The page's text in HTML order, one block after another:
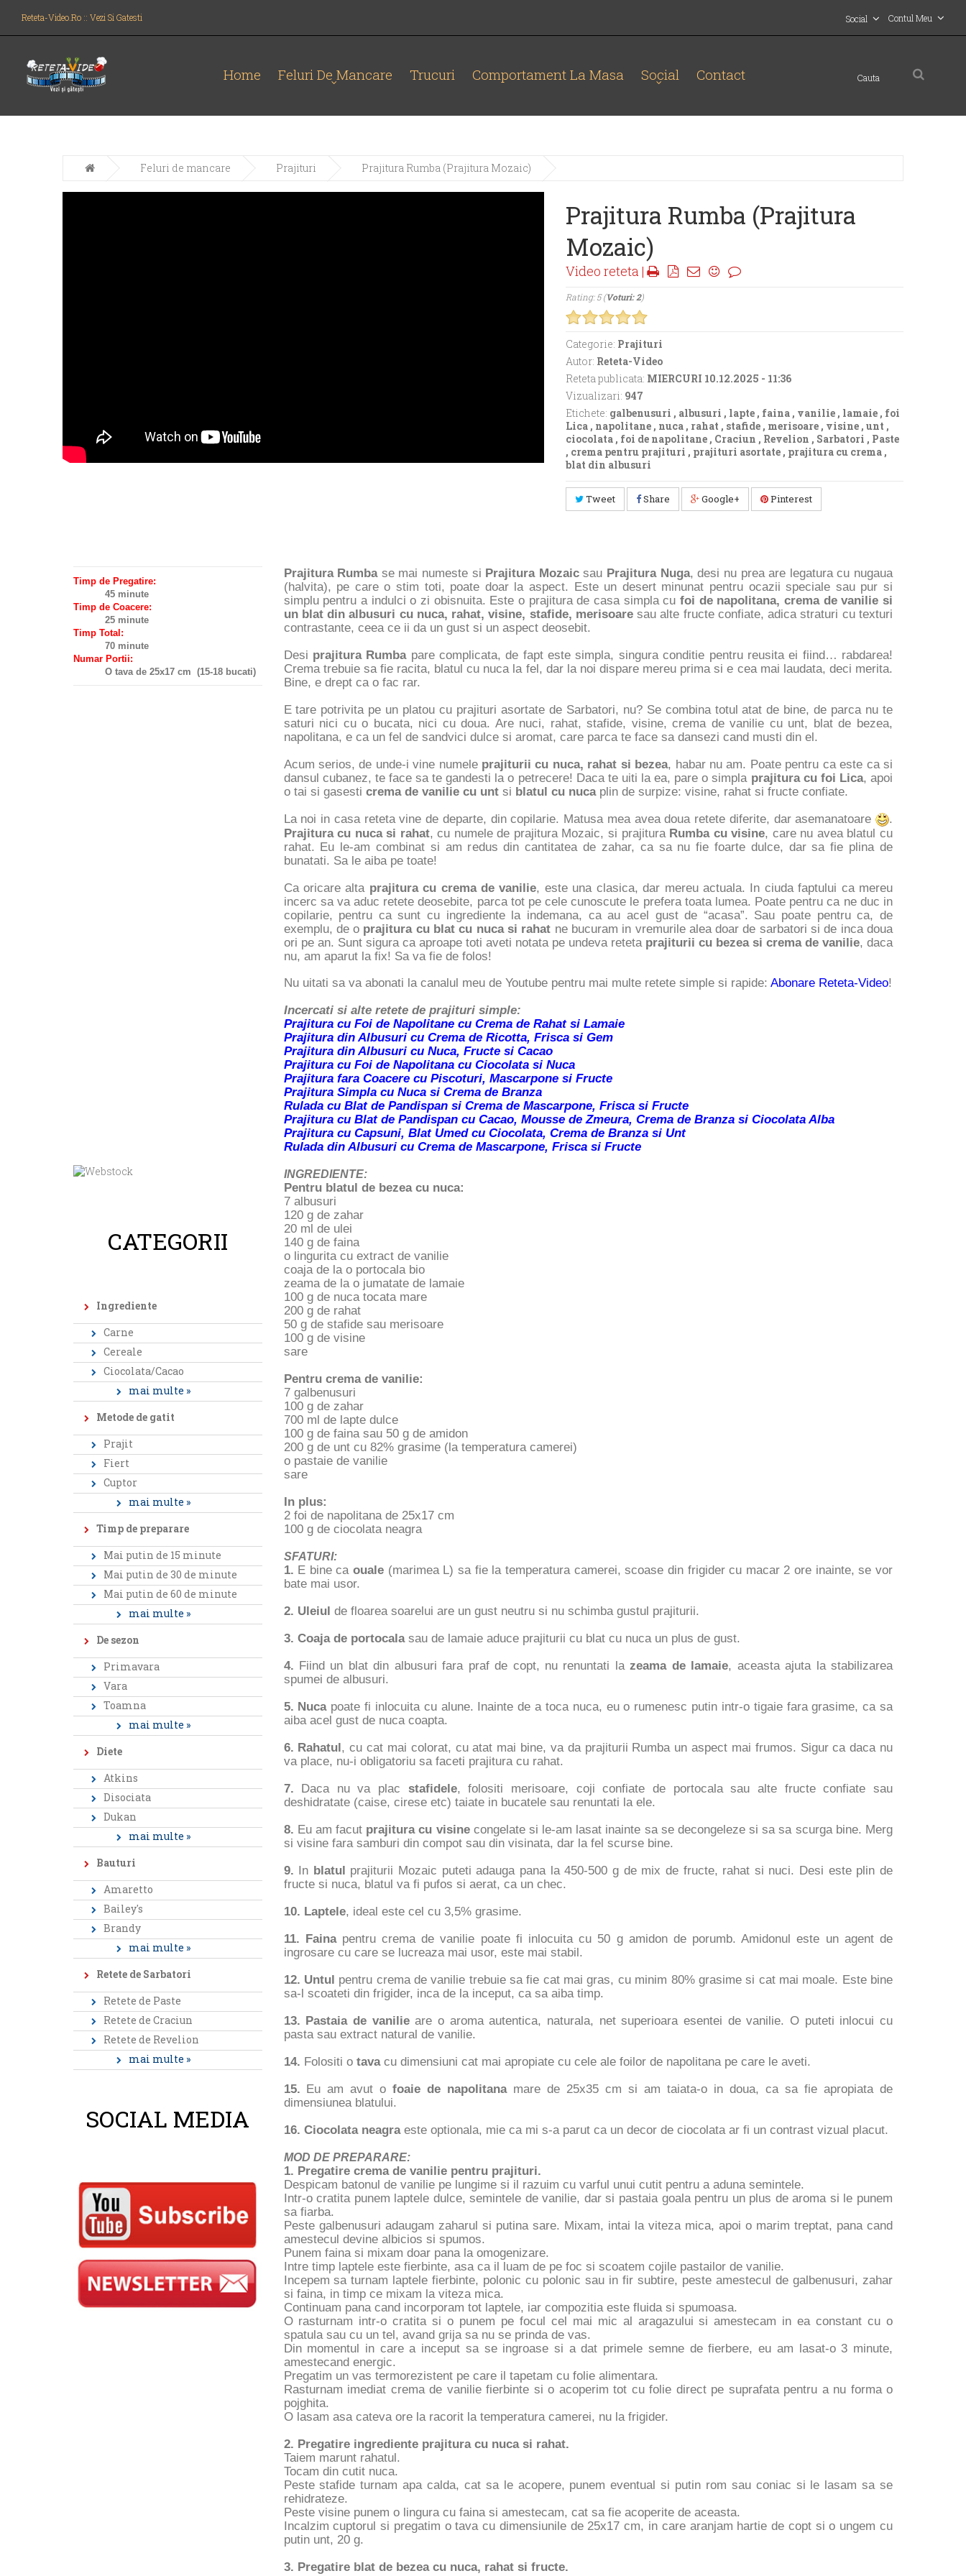
Reteta-Video.ro :: Vezi Si Gatesti Contul Meu
Social
Home Feluri De Mancare Trucuri Comportament La Masa Social Contact
Feluri de mancare Prajituri Prajitura Rumba (Prajitura Mozaic)
Prajitura Rumba (Prajitura
Mozaic)
Video reteta |
Rating: 5 (Voturi: 2)
Categorie: Prajituri
Autor: Reteta-Video
Reteta publicata: MIERCURI 10.12.2025 - 11:36
Vizualizari: 947
Etichete: galbenusuri , albusuri , lapte , faina , vanilie , lamaie , foi
Lica , napolitane , nuca , rahat , stafide , merisoare , visine , unt ,
ciocolata , foi de napolitane , Craciun , Revelion , Sarbatori , Paste
, crema pentru prajituri , prajituri asortate , prajitura cu crema ,
blat din albusuri
Tweet Share Google+ Pinterest
Timp de Pregatire:
45 minute
Timp de Coacere:
25 minute
Timp Total:
70 minute
Numar Portii:
O tava de 25x17 cm (15-18 bucati)
CATEGORII
Ingrediente
Carne
Cereale
Ciocolata/Cacao
mai multe »
Metode de gatit
Prajit
Fiert
Cuptor
mai multe »
Timp de preparare
Mai putin de 15 minute
Mai putin de 30 de minute
Mai putin de 60 de minute
mai multe »
De sezon
Primavara
Vara
Toamna
mai multe »
Diete
Atkins
Disociata
Dukan
mai multe »
Bauturi
Amaretto
Bailey's
Brandy
mai multe »
Retete de Sarbatori
Retete de Paste
Retete de Craciun
Retete de Revelion
mai multe »
SOCIAL MEDIA
Prajitura Rumbase mai numeste si Prajitura Mozaicsau Prajitura Nuga, desi nu prea are legatura cu nugaua
(halvita), pe care o stim toti, poate doar la aspect. Este un desert minunat pentru ocazii speciale sau pur si
simplu pentru a indulci o zi obisnuita. Este o prajitura de casa simpla cu foi de napolitana, crema de vanilie si
un blat din albusuri cu nuca, rahat, visine, stafide, merisoaresau alte fructe confiate, adica straturi cu texturi
contrastante, ceea ce ii da un gust si un aspect deosebit.
Desi prajitura Rumbapare complicata, de fapt este simpla, singura conditie pentru reusita ei fiind… rabdarea!
Crema trebuie sa fie racita, blatul cu nuca la fel, dar la noi dispare mereu prima si e cea mai laudata, deci merita.
Bine, e drept ca o fac rar.
E tare potrivita pe un platou cu prajituri asortate de Sarbatori, nu? Se combina totul atat de bine, de parca nu te
saturi nici cu o bucata, nici cu doua. Are nuci, rahat, stafide, visine, crema de vanilie cu unt, blat de bezea,
napolitana, e ca un fel de sandvici dulce si aromat, care parca te face sa dansezi cand musti din el.
Acum serios, de unde-i vine numeleprajiturii cu nuca, rahat si bezea, habar nu am. Poate pentru ca este ca si
dansul cubanez, te face sa te gandesti la o petrecere! Daca te uiti la ea, pare o simpla prajitura cu foi Lica, apoi
o tai si gasesti crema de vanilie cu untsi blatul cu nucaplin de surpize: visine, rahat si fructe confiate.
La noi in casa reteta vine de departe, din copilarie. Matusa mea avea doua retete diferite, dar asemanatoare
.
Prajitura cu nuca si rahat, cu numele de prajitura Mozaic, si prajitura Rumba cu visine, care nu avea blatul cu
rahat. Eu le-am combinat si am redus din cantitatea de zahar, ca sa nu fie foarte dulce, dar sa fie plina de
bunatati. Sa le aiba pe toate!
Ca oricare alta prajitura cu crema de vanilie, este una clasica, dar mereu actuala. In ciuda faptului ca mereu
incerc sa va aduc retete deosebite, parca tot pe cele cunoscute le prefera toata lumea. Poate pentru ca ne duc in
copilarie, pentru ca sunt cu ingrediente la indemana, ca au acel gust de “acasa”. Sau poate pentru ca, de
exemplu, de o prajitura cu blat cu nuca si rahat ne bucuram in vremurile alea doar de sarbatori si de inca doua
ori pe an. Sunt sigura ca aproape toti aveti notata pe undeva reteta prajiturii cu bezea si crema de vanilie, daca
nu, am aparut la fix! Sa va fie de folos!
Nu uitati sa va abonati la canalul meu de Youtube pentru mai multe retete simple si rapide: Abonare Reteta-Video!
Incercati si alte retete de prajituri simple:
Prajitura cu Foi de Napolitane cu Crema de Rahat si Lamaie
Prajitura din Albusuri cu Crema de Ricotta, Frisca si Gem
Prajitura din Albusuri cu Nuca, Fructe si Cacao
Prajitura cu Foi de Napolitana cu Ciocolata si Nuca
Prajitura fara Coacere cu Piscoturi, Mascarpone si Fructe
Prajitura Simpla cu Nuca si Crema de Branza
Rulada cu Blat de Pandispan si Crema de Mascarpone, Frisca si Fructe
Prajitura cu Blat de Pandispan cu Cacao, Mousse de Zmeura, Crema de Branza si Ciocolata Alba
Prajitura cu Capsuni, Blat Umed cu Ciocolata, Crema de Branza si Unt
Rulada din Albusuri cu Crema de Mascarpone, Frisca si Fructe
INGREDIENTE:
Pentru blatul de bezea cu nuca:
7 albusuri
120 g de zahar
20 ml de ulei
140 g de faina
o lingurita cu extract de vanilie
coaja de la o portocala bio
zeama de la o jumatate de lamaie
100 g de nuca tocata mare
200 g de rahat
50 g de stafide sau merisoare
100 g de visine
sare
Pentru crema de vanilie:
7 galbenusuri
100 g de zahar
700 ml de lapte dulce
100 g de faina sau 50 g de amidon
200 g de unt cu 82% grasime (la temperatura camerei)
o pastaie de vanilie
sare
In plus:
2 foi de napolitana de 25x17 cm
100 g de ciocolata neagra
SFATURI:
1. E bine caouale (marimea L) sa fie la temperatura camerei, scoase din frigider cu macar 2 ore inainte, se vor
bate mai usor.
2. Uleiul de floarea soarelui are un gust neutru si nu schimba gustul prajiturii.
3. Coaja de portocalasau de lamaie aduce prajiturii cu blat cu nuca un plus de gust.
4. Fiind un blat din albusuri fara praf de copt, nu renuntati lazeama de lamaie, aceasta ajuta la stabilizarea
spumei de albusuri.
5. Nuca poate fi inlocuita cu alune. Inainte de a toca nuca, eu o rumenesc putin intr-o tigaie fara grasime, ca sa
aiba acel gust de nuca coapta.
6. Rahatul , cu cat mai colorat, cu atat mai bine, va da prajiturii Rumba un aspect mai frumos. Sigur ca daca nu
va place, nu-i obligatoriu sa faceti prajitura cu rahat.
7.
Daca nu va plac stafidele, folositi merisoare, coji confiate de portocala sau alte fructe confiate sau
deshidratate (caise, cirese etc) taiate in bucatele sau renuntati la ele.
8. Eu am facut prajitura cu visine congelate si le-am lasat inainte sa se decongeleze si sa sa scurga bine. Merg
si visine fara samburi din compot sau din visinata, dar la fel scurse bine.
9.
In blatul
prajiturii Mozaic puteti adauga pana la 450-500 g de mix de fructe, rahat si nuci. Desi este plin de
fructe si nuca, blatul va fi pufos si aerat, ca un chec.
10. Laptele, ideal este cel cu 3,5% grasime.
11. Faina pentru crema de vanilie poate fi inlocuita cu 50 g amidon de porumb. Amidonul este un agent de
ingrosare cu care se lucreaza mai usor, este mai stabil.
12. Untul pentru crema de vanilie trebuie sa fie cat mai gras, cu minim 80% grasime si cat mai moale. Este bine
sa-l scoateti din frigider, inca de la inceput, ca sa aiba timp.
13. Pastaia de vanilieare o aroma autentica, naturala, net superioara esentei de vanilie. O puteti inlocui cu
pasta sau extract natural de vanilie.
14. Folositi o tava cu dimensiuni cat mai apropiate cu cele ale foilor de napolitana pe care le aveti.
15.
Eu am avut ofoaie de napolitanamare de 25x35 cm si am taiata-o in doua, ca sa fie apropiata de
dimensiunea blatului.
16. Ciocolata neagraeste optionala, mie ca mi s-a parut ca un decor de ciocolata ar fi un contrast vizual placut.
MOD DE PREPARARE:
1. Pregatire crema de vanilie pentru prajituri.
Despicam batonul de vanilie pe lungime si il razuim cu varful unui cutit pentru a aduna semintele.
Intr-o cratita punem laptele dulce, semintele de vanilie, dar si pastaia goala pentru un plus de aroma si le punem
sa fiarba.
Peste galbenusuri adaugam zaharul si putina sare. Mixam, intai la viteza mica, apoi o marim treptat, pana cand
amestecul devine albicios si spumos.
Punem faina si mixam doar pana la omogenizare.
Intre timp laptele este fierbinte, asa ca il luam de pe foc si scoatem cojile pastailor de vanilie.
Incepem sa turnam laptele fierbinte, polonic cu polonic sau in fir subtire, peste amestecul de galbenusuri, zahar
si faina, in timp ce mixam la viteza mica.
Continuam pana cand incorporam tot laptele, iar compozitia este fluida si spumoasa.
O rasturnam intr-o cratita si o punem pe focul cel mai mic al aragazului si amestecam in ea constant cu o
spatula sau cu un tel, avand grija sa nu se prinda de vas.
Din momentul in care a inceput sa se ingroase si a dat primele semne de fierbere, eu am lasat-o 3 minute,
amestecand energic.
Pregatim un vas termorezistent pe care il tapetam cu folie alimentara.
Rasturnam imediat crema de vanilie fierbinte si o acoperim tot cu folie direct pe suprafata pentru a nu forma o
pojghita.
O lasam asa cateva ore la racorit la temperatura camerei, nu la frigider.
2. Pregatire ingrediente prajitura cu nuca si rahat.
Taiem marunt rahatul.
Tocam din cutit nuca.
Peste stafide turnam apa calda, cat sa le acopere, punem eventual si putin rom sau coniac si le lasam sa se
rehidrateze.
Peste visine punem o lingura cu faina si amestecam, cat sa fie acoperite de aceasta.
Incalzim cuptorul si pregatim o tava cu dimensiunile de 25x17 cm, in care aranjam hartie de copt si o ungem cu
putin unt, 20 g.
3. Pregatire blat de bezea cu nuca, rahat si fructe.